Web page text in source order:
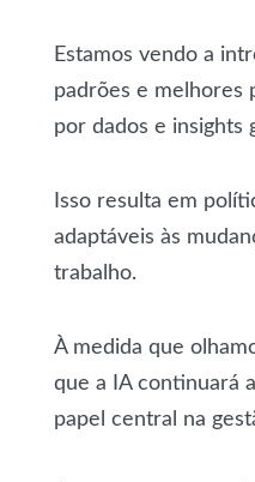
Estamos vendo a
padrões e melhores
por dados e insights
Isso resulta em
adaptáveis às
trabalho.
À medida que
que a IA continuará
papel central na